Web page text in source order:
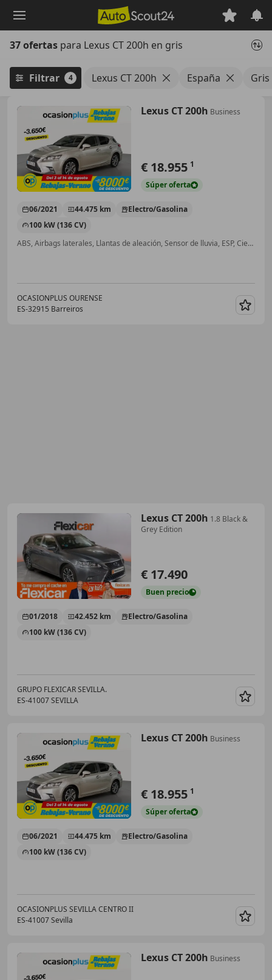
principal
37 ofertas para Lexus CT 200h en gris
Filtrar 4 Lexus CT 200h España Gris
Lexus CT 200h Business
€ 18.955 1
Súperoferta
06/2021 44.475 km
Electro/Gasolina
100 kW (136 CV)
ABS, Airbags laterales, Llantas de aleación, Sensor de lluvia, ESP, Cierre centralizado, Control de velocidad
OCASIONPLUS OURENSE
ES-32915 Barreiros
Lexus CT 200h 1.8 Black &
Grey Edition
€ 17.490
Buen precio
01/2018 42.452 km
Electro/Gasolina
100 kW (136 CV)
GRUPO FLEXICAR SEVILLA.
ES-41007 SEVILLA
Lexus CT 200h Business
€ 18.955 1
Súperoferta
06/2021 44.475 km
Electro/Gasolina
100 kW (136 CV)
OCASIONPLUS SEVILLA CENTRO II
ES-41007 Sevilla
Lexus CT 200h Business